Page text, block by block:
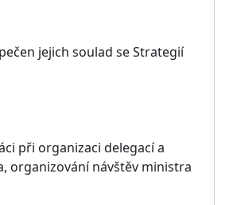
jejich soulad se Strategií
při organizaci delegací a
organizování návštěv ministra